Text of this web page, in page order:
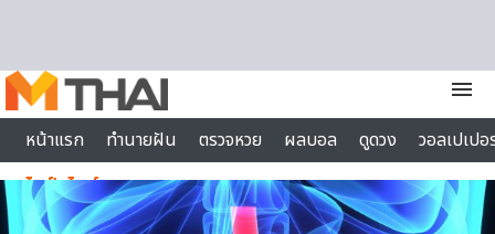
menu
หน้าแรก
ทำนายฝัน ตรวจหวย ผลบอล ดูดวง
วอลเปเป
ไลฟ์สไตล์